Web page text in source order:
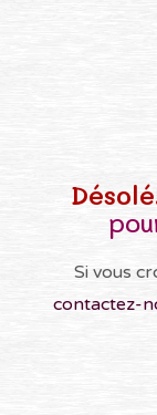
Si vous
contactez-